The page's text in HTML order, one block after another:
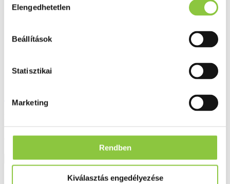
kiválasztása
Elengedhetetlen
Beállítások
Statisztikai
Marketing
Rendben
Kiválasztás engedélyezése
596 Ft
Részletek